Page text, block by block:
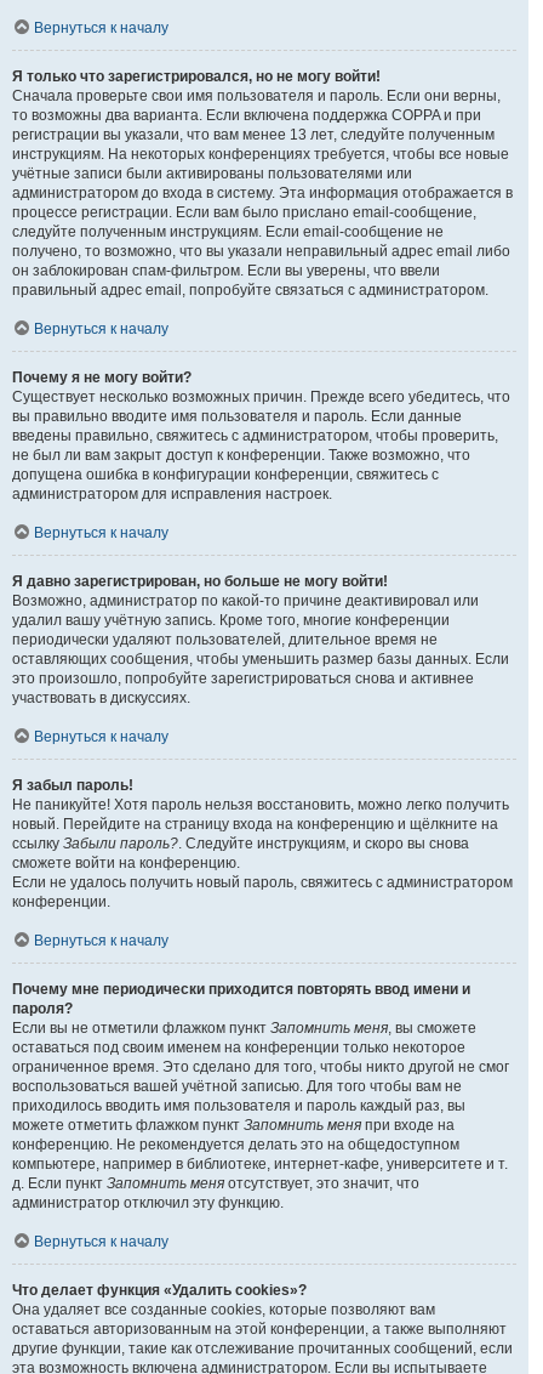
Вернуться к началу
Я только что зарегистрировался, но не могу войти!
Сначала проверьте свои имя пользователя и пароль. Если они верны,
то возможны два варианта. Если включена поддержка COPPA и при
регистрации вы указали, что вам менее 13 лет, следуйте полученным
инструкциям. На некоторых конференциях требуется, чтобы все новые
учётные записи были активированы пользователями или
администратором до входа в систему. Эта информация отображается в
процессе регистрации. Если вам было прислано email-сообщение,
следуйте полученным инструкциям. Если email-сообщение не
получено, то возможно, что вы указали неправильный адрес email либо
он заблокирован спам-фильтром. Если вы уверены, что ввели
правильный адрес email, попробуйте связаться с администратором.
Вернуться к началу
Почему я не могу войти?
Существует несколько возможных причин. Прежде всего убедитесь, что
вы правильно вводите имя пользователя и пароль. Если данные
введены правильно, свяжитесь с администратором, чтобы проверить,
не был ли вам закрыт доступ к конференции. Также возможно, что
допущена ошибка в конфигурации конференции, свяжитесь с
администратором для исправления настроек.
Вернуться к началу
Я давно зарегистрирован, но больше не могу войти!
Возможно, администратор по какой-то причине деактивировал или
удалил вашу учётную запись. Кроме того, многие конференции
периодически удаляют пользователей, длительное время не
оставляющих сообщения, чтобы уменьшить размер базы данных. Если
это произошло, попробуйте зарегистрироваться снова и активнее
участвовать в дискуссиях.
Вернуться к началу
Я забыл пароль!
Не паникуйте! Хотя пароль нельзя восстановить, можно легко получить
новый. Перейдите на страницу входа на конференцию и щёлкните на
ссылку Забыли пароль?. Следуйте инструкциям, и скоро вы снова
сможете войти на конференцию.
Если не удалось получить новый пароль, свяжитесь с администратором
конференции.
Вернуться к началу
Почему мне периодически приходится повторять ввод имени и
пароля?
Если вы не отметили флажком пункт Запомнить меня, вы сможете
оставаться под своим именем на конференции только некоторое
ограниченное время. Это сделано для того, чтобы никто другой не смог
воспользоваться вашей учётной записью. Для того чтобы вам не
приходилось вводить имя пользователя и пароль каждый раз, вы
можете отметить флажком пункт Запомнить меня при входе на
конференцию. Не рекомендуется делать это на общедоступном
компьютере, например в библиотеке, интернет-кафе, университете и т.
д. Если пункт Запомнить меня отсутствует, это значит, что
администратор отключил эту функцию.
Вернуться к началу
Что делает функция «Удалить cookies»?
Она удаляет все созданные cookies, которые позволяют вам
оставаться авторизованным на этой конференции, а также выполняют
другие функции, такие как отслеживание прочитанных сообщений, если
эта возможность включена администратором. Если вы испытываете